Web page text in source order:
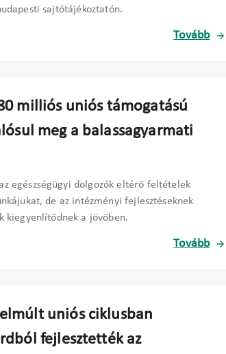
sajtótájékoztatón.
Tovább
milliós uniós támogatású
meg a balassagyarmati
egészségügyi dolgozók eltérő feltételek
de az intézményi fejlesztéseknek
kiegyenlítődnek a jövőben.
Tovább
uniós ciklusban
fejlesztették az